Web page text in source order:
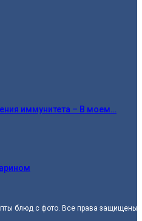
иммунитета – В моем…
блюд с фото. Все права защищены.